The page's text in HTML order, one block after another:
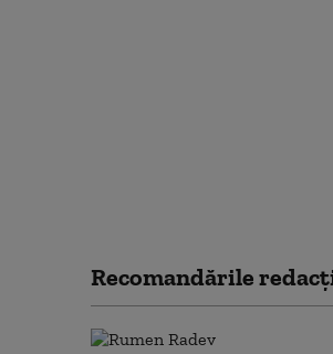
Recomandările